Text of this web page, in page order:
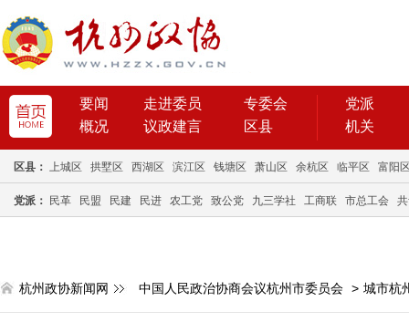
要闻 走进委员
专委会
概况
议政建言 区县
党派
机关
区县： 上城区 拱墅区 西湖区 滨江区 钱塘区 萧山区 余杭区 临平区 富阳
党派： 民革 民盟 民建 民进 农工党 致公党 九三学社 工商联 市总工会
杭州政协新闻网 中国人民政治协商会议杭州市委员会 > 城市杭